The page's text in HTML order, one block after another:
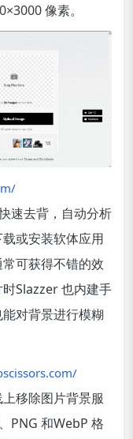
像素。
速去背，自动分析
或安装软体应用
可获得不错的效
Slazzer 也内建手
对背景进行模糊
移除图片背景服
PNG 和WebP 格